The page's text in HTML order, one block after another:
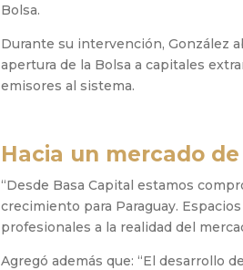
Bolsa.
Durante su intervención, González
apertura de la Bolsa a capitales
emisores al sistema.
Hacia un mercado
“Desde Basa Capital estamos
crecimiento para Paraguay.
profesionales a la realidad del
Agregó además que: “El desarrollo